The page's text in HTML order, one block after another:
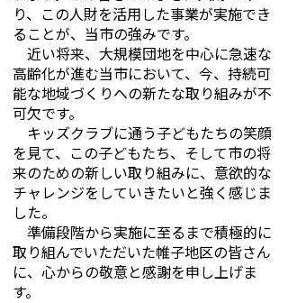
り、この人財を活用した事業が実施でき
ることが、当市の強みです。
近い将来、大規模団地を中心に急速な
高齢化が進む当市において、今、持続可
能な地域づくりへの新たな取り組みが不
可欠です。
キッズクラブに通う子どもたちの笑顔
を見て、この子どもたち、そして市の将
来のための新しい取り組みに、意欲的な
チャレンジをしていきたいと強く感じま
した。
準備段階から実施に至るまで積極的に
取り組んでいただいた帷子地区の皆さん
に、心からの敬意と感謝を申し上げま
す。